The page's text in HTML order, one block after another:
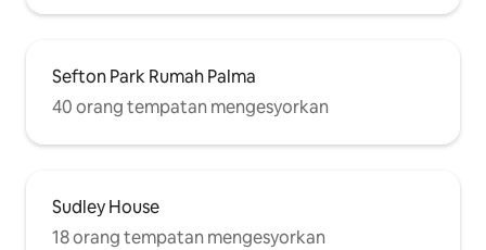
Sefton Park Rumah Palma
40 orang tempatan mengesyorkan
Sudley House
18 orang tempatan mengesyorkan